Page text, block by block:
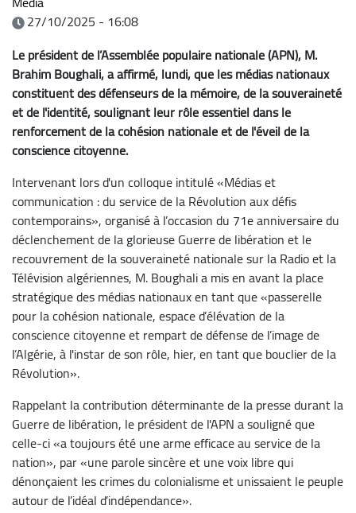
27/10/2025 - 16:08
Le président de l’Assemblée populaire nationale (APN), M.
Brahim Boughali, a affirmé, lundi, que les médias nationaux
constituent des défenseurs de la mémoire, de la souveraineté
et de l'identité, soulignant leur rôle essentiel dans le
renforcement de la cohésion nationale et de l'éveil de la
conscience citoyenne.
Intervenant lors d'un colloque intitulé «Médias et
communication : du service de la Révolution aux défis
contemporains», organisé à l’occasion du 71e anniversaire du
déclenchement de la glorieuse Guerre de libération et le
recouvrement de la souveraineté nationale sur la Radio et la
Télévision algériennes, M. Boughali a mis en avant la place
stratégique des médias nationaux en tant que «passerelle
pour la cohésion nationale, espace d’élévation de la
conscience citoyenne et rempart de défense de l’image de
l’Algérie, à l'instar de son rôle, hier, en tant que bouclier de la
Révolution».
Rappelant la contribution déterminante de la presse durant la
Guerre de libération, le président de l'APN a souligné que
celle-ci «a toujours été une arme efficace au service de la
nation», par «une parole sincère et une voix libre qui
dénonçaient les crimes du colonialisme et unissaient le peuple
autour de l’idéal d’indépendance».